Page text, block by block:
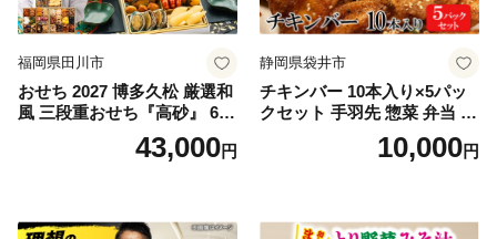
福岡県田川市
おせち 2027 博多久松 厳選和
風 三段重おせち『高砂』 6.5
寸 3段重 2～3人前 おせち料
理 重箱 お正月 冷凍おせち 縁
ち 本格おせち おせち予約 年
43,000円
静岡県袋井市
チキンバー 10本入り×5パッ
クセット 手羽先 惣菜 弁当 お
かず お酒 おつまみ ギフト キ
ャンプ アウトドア キャンプ
10,000円